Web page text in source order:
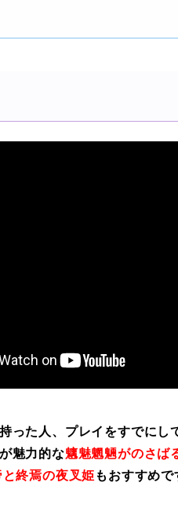
った人、プレイをすでにし
魅力的な魑魅魍魎がのさば
終焉の夜叉姫 もおすすめで